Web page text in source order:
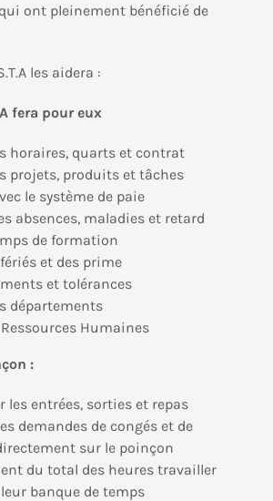
ont pleinement bénéficié de
les aidera :
fera pour eux
horaires, quarts et contrat
projets, produits et tâches
le système de paie
absences, maladies et retard
de formation
et des prime
et tolérances
départements
Humaines
:
les entrées, sorties et repas
demandes de congés et de
sur le poinçon
du total des heures travailler
banque de temps